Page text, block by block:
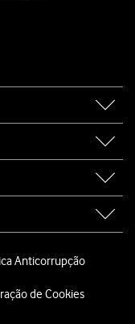
Anticorrupção
de Cookies